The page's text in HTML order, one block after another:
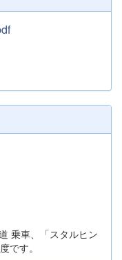
乗車、「スタルヒン
です。